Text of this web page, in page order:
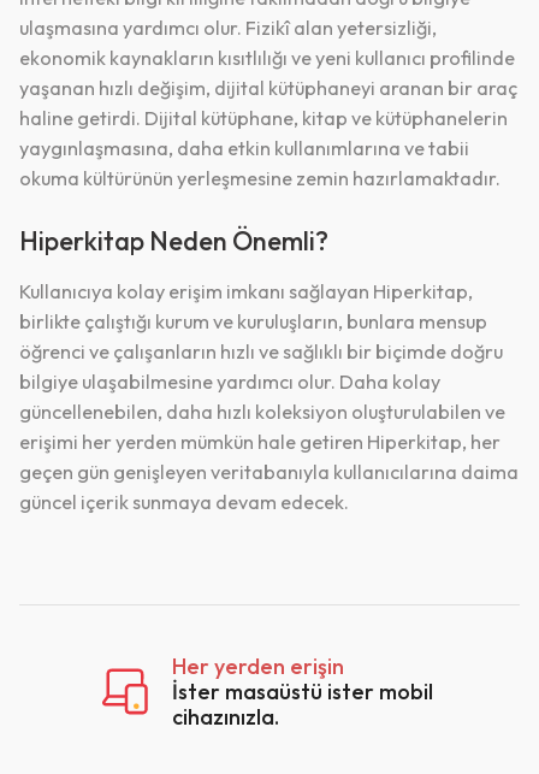
ulaşmasına yardımcı olur. Fizikî alan yetersizliği,
ekonomik kaynakların kısıtlılığı ve yeni kullanıcı profilinde
yaşanan hızlı değişim, dijital kütüphaneyi aranan bir araç
haline getirdi. Dijital kütüphane, kitap ve kütüphanelerin
yaygınlaşmasına, daha etkin kullanımlarına ve tabii
okuma kültürünün yerleşmesine zemin hazırlamaktadır.
Hiperkitap Neden Önemli?
Kullanıcıya kolay erişim imkanı sağlayan Hiperkitap,
birlikte çalıştığı kurum ve kuruluşların, bunlara mensup
öğrenci ve çalışanların hızlı ve sağlıklı bir biçimde doğru
bilgiye ulaşabilmesine yardımcı olur. Daha kolay
güncellenebilen, daha hızlı koleksiyon oluşturulabilen ve
erişimi her yerden mümkün hale getiren Hiperkitap, her
geçen gün genişleyen veritabanıyla kullanıcılarına daima
güncel içerik sunmaya devam edecek.
Her yerden erişin
İster masaüstü ister mobil
cihazınızla.